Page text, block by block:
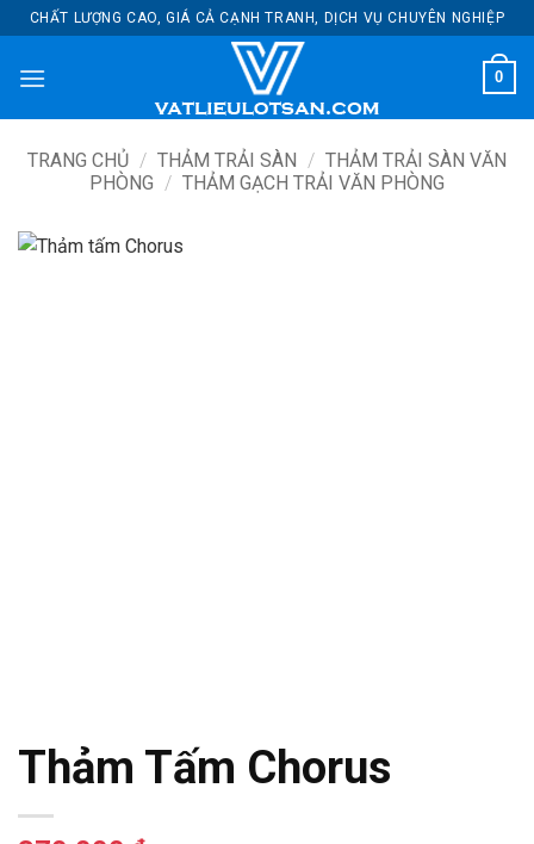
qua
nội
CHẤT LƯỢNG CAO, GIÁ CẢ CẠNH TRANH, DỊCH VỤ CHUYÊN NGHIỆP
0
TRANG CHỦ / THẢM TRẢI SÀN / THẢM TRẢI SÀN VĂN
PHÒNG / THẢM GẠCH TRẢI VĂN PHÒNG
Thảm Tấm Chorus